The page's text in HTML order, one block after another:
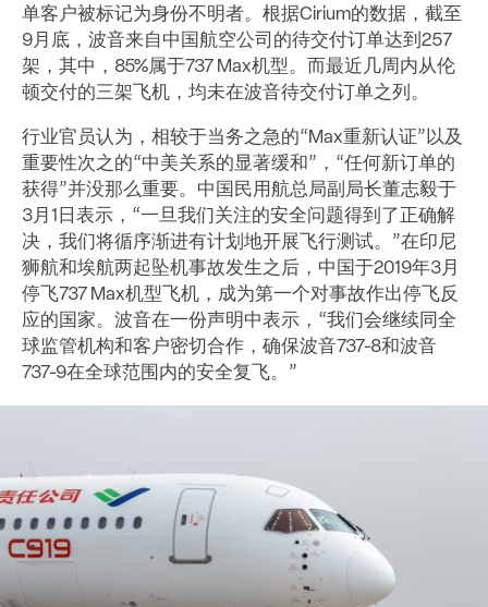
单客户被标记为身份不明者。根据Cirium的数据，截至
9月底，波音来自中国航空公司的待交付订单达到257
架，其中，85%属于737 Max机型。而最近几周内从伦
顿交付的三架飞机，均未在波音待交付订单之列。
行业官员认为，相较于当务之急的“Max重新认证”以及
重要性次之的“中美关系的显著缓和”，“任何新订单的
获得”并没那么重要。中国民用航总局副局长董志毅于
3月1日表示，“一旦我们关注的安全问题得到了正确解
决，我们将循序渐进有计划地开展飞行测试。”在印尼
狮航和埃航两起坠机事故发生之后，中国于2019年3月
停飞737 Max机型飞机，成为第一个对事故作出停飞反
应的国家。波音在一份声明中表示，“我们会继续同全
球监管机构和客户密切合作，确保波音737-8和波音
737-9在全球范围内的安全复飞。”